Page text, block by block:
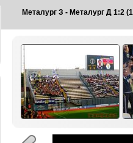
Металург З - Металург Д 1:2